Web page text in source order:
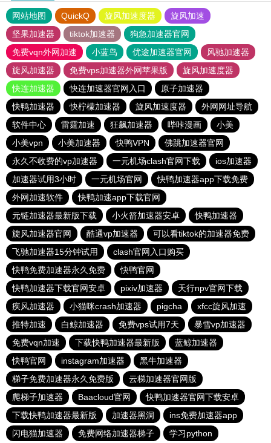
网站地图 QuickQ 旋风加速度器
旋风加速
坚果加速器
tiktok加速器
狗急加速器官网
免费vqn外网加速
小蓝鸟 优途加速器官网
风驰加速器
旋风加速器
免费vps加速器外网苹果版
旋风加速度器
快连加速器
快连加速器官网入口
原子加速器
快鸭加速器
快柠檬加速器 旋风加速度器
外网网址导航
软件中心
雷霆加速 狂飙加速器 哔咔漫画
小美
小美vpn
小美加速器 快鸭VPN
佛跳加速器官网
永久不收费的vp加速器
一元机场clash官网下载
ios加速器
加速器试用3小时
一元机场官网
快鸭加速器app下载免费
外网加速软件
快鸭加速app下载官网
元链加速器最新版下载
小火箭加速器安卓
快鸭加速器
旋风加速器官网
酷通vp加速器
可以看tiktok的加速器免费
飞驰加速器15分钟试用
clash官网入口购买
快鸭免费加速器永久免费
快鸭官网
快鸭加速器下载官网安卓
pixiv加速器
天行npv官网下载
疾风加速器
小猫咪crash加速器 pigcha
xfcc旋风加速
推特加速
白鲸加速器 免费vps试用7天
暴雪vp加速器
免费vqn加速
下载快鸭加速器最新版
蓝鲸加速器
快鸭官网
instagram加速器
黑牛加速器
梯子免费加速器永久免费版
云梯加速器官网版
爬梯子加速器
Baacloud官网
快鸭加速器官网下载安卓
下载快鸭加速器最新版
加速器黑洞
ins免费加速器app
闪电猫加速器
免费网络加速器梯子 学习python